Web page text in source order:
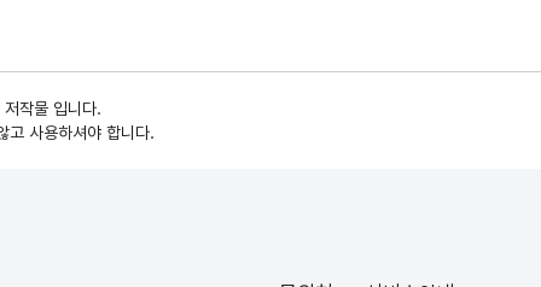
작물 입니다.
고 사용하셔야 합니다.